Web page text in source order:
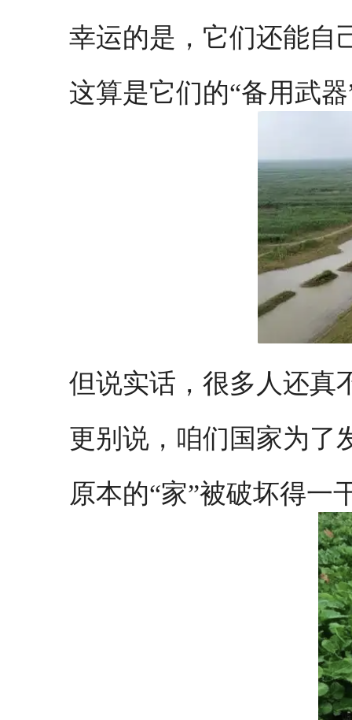
幸运的是，它们还能自
这算是它们的“备用武器
但说实话，很多人还真
更别说，咱们国家为了
原本的“家”被破坏得一